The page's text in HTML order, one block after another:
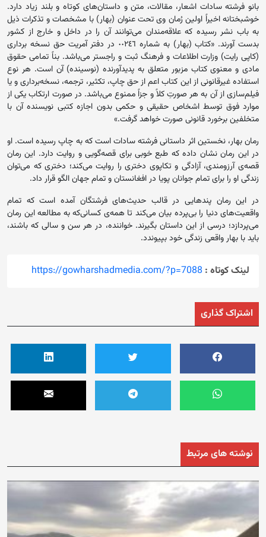
بانو فرشته سادات اشعار، مقالات، متن و داستان‌های کوتاه و بلند زیاد دارد.
خوشبختانه اخیراً اولین رُمان وی تحت عنوان (بهار) با مشخصات و تذکرات ذیل
به باب نشر رسیده که علاقه‌مندان می‌توانند آن را در داخل و خارج از کشور
بدست آورند. «کتاب (بهار) به شماره ٠٠٢٤٦ در دفتر آمریت حق نسخه برداری
(کاپی رایت) وزارت اطلاعات و فرهنگ ثبت و راجستر می‌باشد. بناً تمامی حقوق
مادی و معنوی کتاب مزبور متعلق به پدیدآورنده (نوسینده) آن است. هر نوع
استفاده غیرقانونی از این کتاب اعم از حق چاپ، تکثیر، ترجمه، نسخه‌برداری و یا
فیلم‌سازی از آن به هر صورتِ کلاً و جزاً ممنوع می‌باشد. در صورت ارتکاب یکی از
موارد فوق توسط اشخاص حقیقی و حکمی بدون اجازه کتبی نویسنده آن با
متخلفین برخورد قانونی صورت خواهد گرفت.»
رمان بهار، نخستین اثر داستانی فرشته سادات است که به چاپ رسیده است. او
در این رمان نشان داده که طبع خوبی برای قصه‌گویی و روایت دارد. این رمان
قصه‌ی آرزومندی، آزادگی و تکاپوی دختری را روایت می‌کند؛ دختری که می‌توان
زندگی او را برای تمام جوانان پویا در افغانستان و تمام جهان الگو قرار داد.
در این رمان پندهایی در قالب حدیث‌های فرشتگان آمده است که تمام
واقعیت‌های دنیا را بی‌پرده بیان می‌کند تا همه‌ی کسانی‌که به مطالعه این رمان
می‌پردازد؛ درسی از این داستان بگیرند. خواننده، در هر سن و سالی که باشند،
باید با بهار واقعی زندگی خود بپیوندد.
لینک کوتاه : https://gowharshadmedia.com/?p=7088
اشتراک گذاری
نوشته های مرتبط